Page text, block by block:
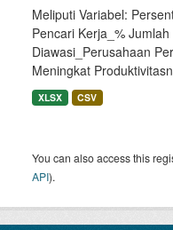
Meliputi Variabel:
Pencari Kerja_%
Diawasi_Perusahaan
Meningkat
XLSX CSV
You can also access this
API).